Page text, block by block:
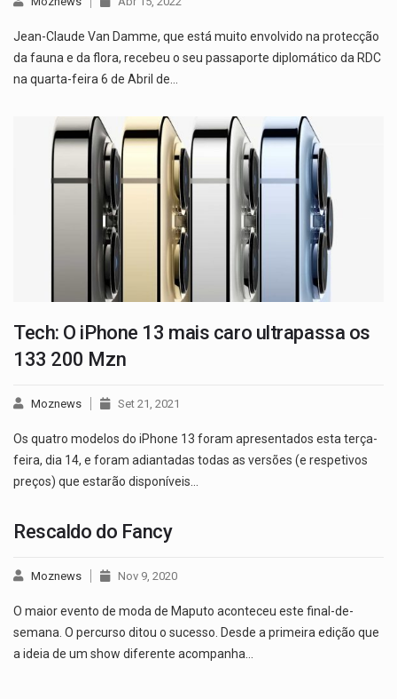
Jean-Claude Van Damme, que está muito envolvido na protecção
da fauna e da flora, recebeu o seu passaporte diplomático da RDC
na quarta-feira 6 de Abril de…
Tech: O iPhone 13 mais caro ultrapassa os
133 200 Mzn
Moznews Set 21, 2021
Os quatro modelos do iPhone 13 foram apresentados esta terça-
feira, dia 14, e foram adiantadas todas as versões (e respetivos
preços) que estarão disponíveis…
Rescaldo do Fancy
Moznews Nov 9, 2020
O maior evento de moda de Maputo aconteceu este final-de-
semana. O percurso ditou o sucesso. Desde a primeira edição que
a ideia de um show diferente acompanha…